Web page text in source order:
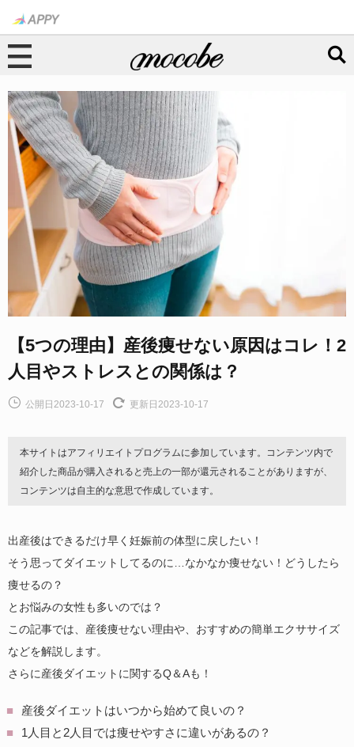
【5つの理由】産後痩せない原因はコレ！2
人目やストレスとの関係は？
公開日2023-10-17 更新日2023-10-17
本サイトはアフィリエイトプログラムに参加しています。コンテンツ内で
紹介した商品が購入されると売上の一部が還元されることがありますが、
コンテンツは自主的な意思で作成しています。
出産後はできるだけ早く妊娠前の体型に戻したい！
そう思ってダイエットしてるのに…なかなか痩せない！どうしたら
痩せるの？
とお悩みの女性も多いのでは？
この記事では、産後痩せない理由や、おすすめの簡単エクササイズ
などを解説します。
さらに産後ダイエットに関するQ＆Aも！
産後ダイエットはいつから始めて良いの？
1人目と2人目では痩せやすさに違いがあるの？